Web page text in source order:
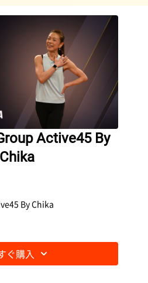
Active45 By
Chika
By Chika
ぐ購入